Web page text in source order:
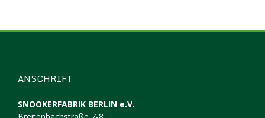
ANSCHRIFT
SNOOKERFABRIK BERLIN e.V.